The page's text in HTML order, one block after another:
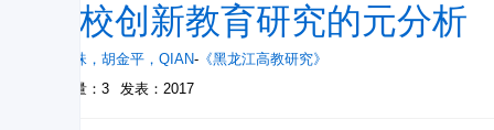
高校创新教育研究的元分析
钱静珠 ， 胡金平 ， QIAN- 《黑龙江高教研究》
被引量：3
发表：2017